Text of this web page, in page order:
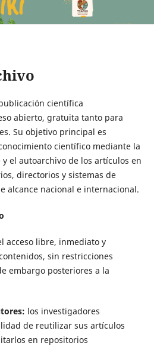
científica
abierto, gratuita tanto para
Su objetivo principal es
científico mediante la
el autoarchivo de los artículos en
directorios y sistemas de
alcance nacional e internacional.
acceso libre, inmediato y
sin restricciones
embargo posteriores a la
los investigadores
de reutilizar sus artículos
en repositorios